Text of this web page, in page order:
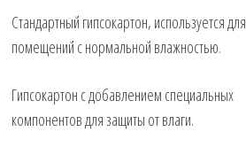
Стандартный гипсокартон, используется для
помещений с нормальной влажностью.
Гипсокартон с добавлением специальных
компонентов для защиты от влаги.